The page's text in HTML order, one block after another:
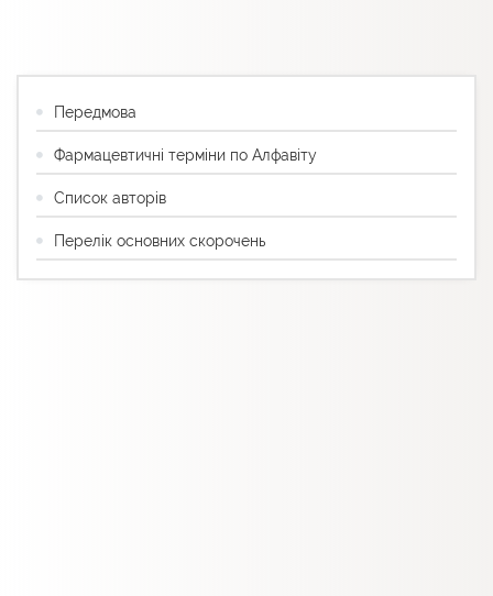
Передмова
Фармацевтичні терміни по Алфавіту
Список авторів
Перелік основних скорочень